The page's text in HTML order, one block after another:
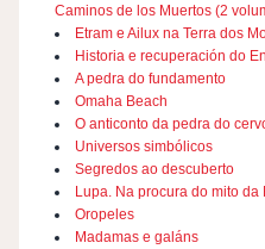
Caminos de los Muertos (2
Etram e Ailux na Terra dos
Historia e recuperación do
A pedra do fundamento
Omaha Beach
O anticonto da pedra do
Universos simbólicos
Segredos ao descuberto
Lupa. Na procura do mito da
Oropeles
Madamas e galáns